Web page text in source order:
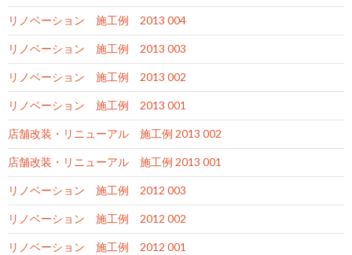
リノベーション 施工例 2013 004
リノベーション 施工例 2013 003
リノベーション 施工例 2013 002
リノベーション 施工例 2013 001
店舗改装・リニューアル 施工例 2013 002
店舗改装・リニューアル 施工例 2013 001
リノベーション 施工例 2012 003
リノベーション 施工例 2012 002
リノベーション 施工例 2012 001